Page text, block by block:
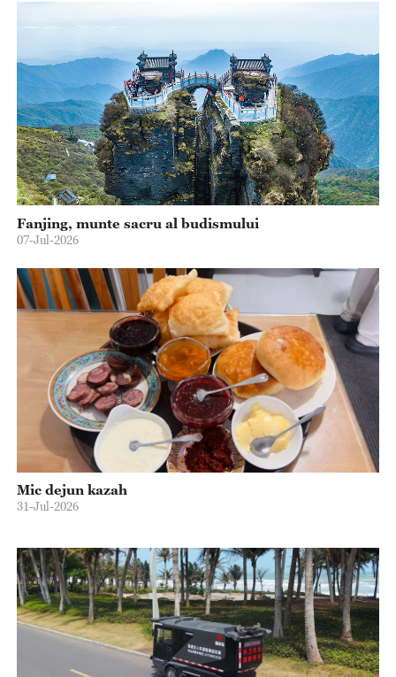
Fanjing, munte sacru al budismului
07-Jul-2026
Mic dejun kazah
31-Jul-2026